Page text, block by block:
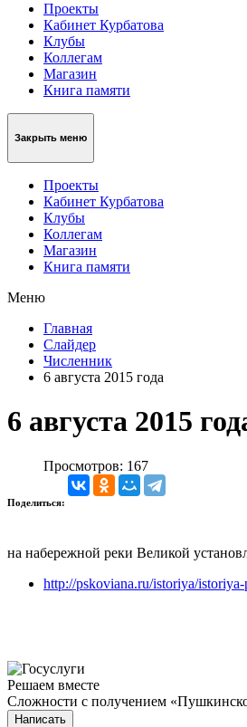
Проекты
Кабинет Курбатова
Клубы
Коллегам
Магазин
Книга памяти
Закрыть меню
Проекты
Кабинет Курбатова
Клубы
Коллегам
Магазин
Книга памяти
Меню
Главная
Слайдер
Численник
6 августа 2015 года
6 августа 2015
Просмотров: 167
Поделиться:
на набережной реки Великой
http://pskoviana.ru/istoriya/
Решаем вместе
Сложности с получением
Написать